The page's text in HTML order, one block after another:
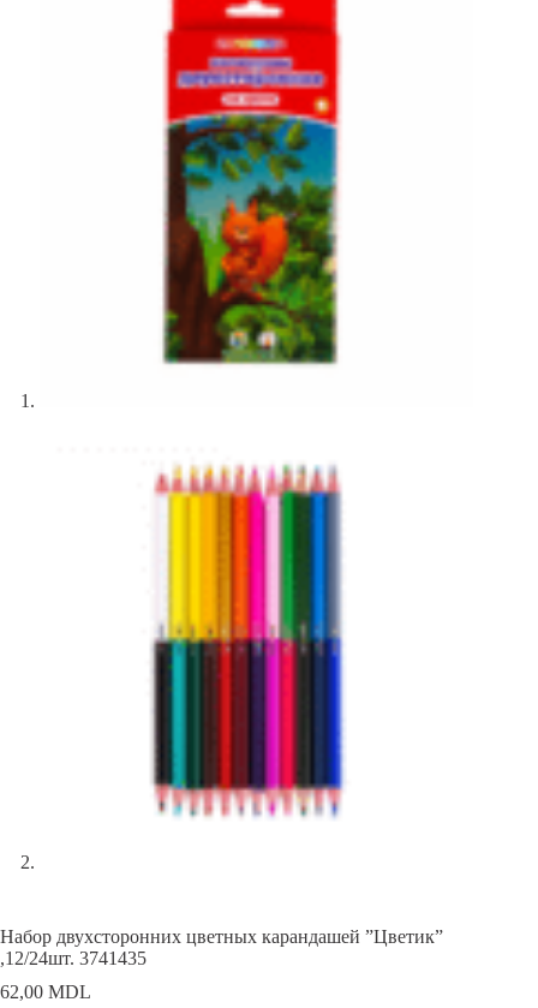
Набор двухсторонних цветных карандашей ”Цветик”
,12/24шт. 3741435
62,00 MDL